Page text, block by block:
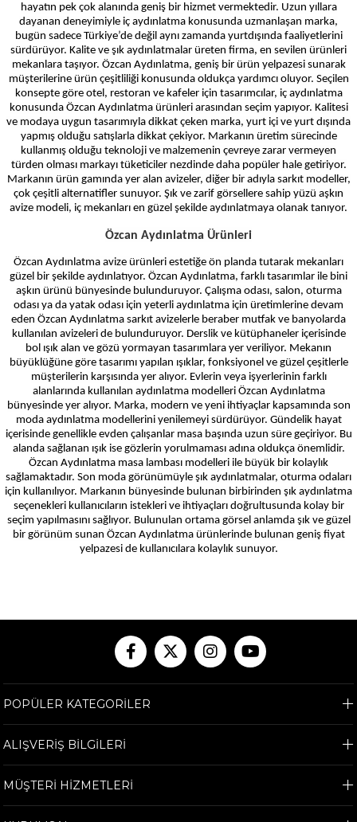
hayatın pek çok alanında geniş bir hizmet vermektedir. Uzun yıllara
dayanan deneyimiyle iç aydınlatma konusunda uzmanlaşan marka,
bugün sadece Türkiye’de değil aynı zamanda yurtdışında faaliyetlerini
sürdürüyor. Kalite ve şık aydınlatmalar üreten firma, en sevilen ürünleri
mekanlara taşıyor. Özcan Aydınlatma, geniş bir ürün yelpazesi sunarak
müşterilerine ürün çeşitliliği konusunda oldukça yardımcı oluyor. Seçilen
konsepte göre otel, restoran ve kafeler için tasarımcılar, iç aydınlatma
konusunda Özcan Aydınlatma ürünleri arasından seçim yapıyor. Kalitesi
ve modaya uygun tasarımıyla dikkat çeken marka, yurt içi ve yurt dışında
yapmış olduğu satışlarla dikkat çekiyor. Markanın üretim sürecinde
kullanmış olduğu teknoloji ve malzemenin çevreye zarar vermeyen
türden olması markayı tüketiciler nezdinde daha popüler hale getiriyor.
Markanın ürün gamında yer alan avizeler, diğer bir adıyla sarkıt modeller,
çok çeşitli alternatifler sunuyor. Şık ve zarif görsellere sahip yüzü aşkın
avize modeli, iç mekanları en güzel şekilde aydınlatmaya olanak tanıyor.
Özcan Aydınlatma Ürünleri
Özcan Aydınlatma avize ürünleri estetiğe ön planda tutarak mekanları
güzel bir şekilde aydınlatıyor. Özcan Aydınlatma, farklı tasarımlar ile bini
aşkın ürünü bünyesinde bulunduruyor. Çalışma odası, salon, oturma
odası ya da yatak odası için yeterli aydınlatma için üretimlerine devam
eden Özcan Aydınlatma sarkıt avizelerle beraber mutfak ve banyolarda
kullanılan avizeleri de bulunduruyor. Derslik ve kütüphaneler içerisinde
bol ışık alan ve gözü yormayan tasarımlara yer veriliyor. Mekanın
büyüklüğüne göre tasarımı yapılan ışıklar, fonksiyonel ve güzel çeşitlerle
müşterilerin karşısında yer alıyor. Evlerin veya işyerlerinin farklı
alanlarında kullanılan aydınlatma modelleri Özcan Aydınlatma
bünyesinde yer alıyor. Marka, modern ve yeni ihtiyaçlar kapsamında son
moda aydınlatma modellerini yenilemeyi sürdürüyor. Gündelik hayat
içerisinde genellikle evden çalışanlar masa başında uzun süre geçiriyor. Bu
alanda sağlanan ışık ise gözlerin yorulmaması adına oldukça önemlidir.
Özcan Aydınlatma masa lambası modelleri ile büyük bir kolaylık
sağlamaktadır. Son moda görünümüyle şık aydınlatmalar, oturma odaları
için kullanılıyor. Markanın bünyesinde bulunan birbirinden şık aydınlatma
seçenekleri kullanıcıların istekleri ve ihtiyaçları doğrultusunda kolay bir
seçim yapılmasını sağlıyor. Bulunulan ortama görsel anlamda şık ve güzel
bir görünüm sunan Özcan Aydınlatma ürünlerinde bulunan geniş fiyat
yelpazesi de kullanıcılara kolaylık sunuyor.
POPÜLER KATEGORİLER
ALIŞVERİŞ BİLGİLERİ
MÜŞTERİ HİZMETLERİ